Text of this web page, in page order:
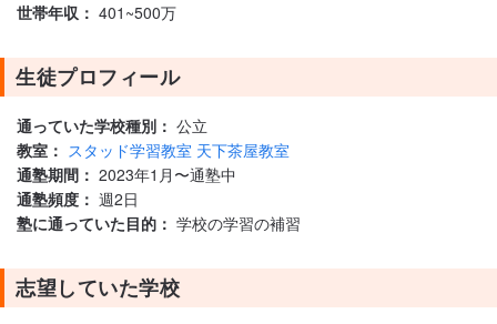
世帯年収： 401~500万
生徒プロフィール
通っていた学校種別： 公立
教室： スタッド学習教室 天下茶屋教室
通塾期間： 2023年1月〜通塾中
通塾頻度： 週2日
塾に通っていた目的： 学校の学習の補習
志望していた学校